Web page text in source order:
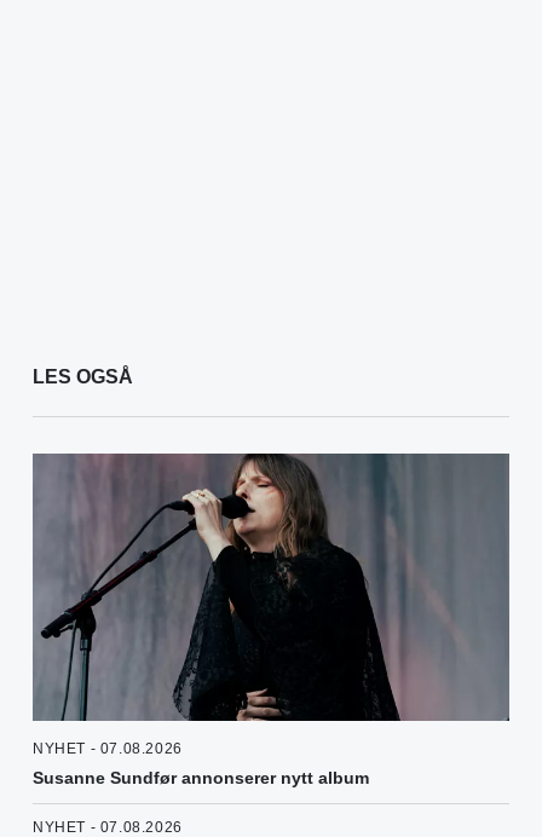
LES OGSÅ
NYHET - 07.08.2026
Susanne Sundfør annonserer nytt album
NYHET - 07.08.2026